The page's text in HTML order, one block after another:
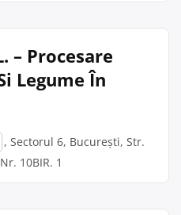
– Procesare
Legume În
, Sectorul 6, București, Str.
10BIR. 1